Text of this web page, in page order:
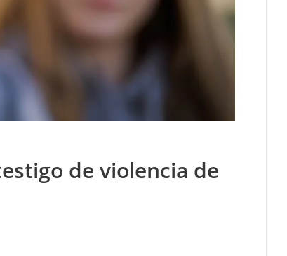
de violencia de